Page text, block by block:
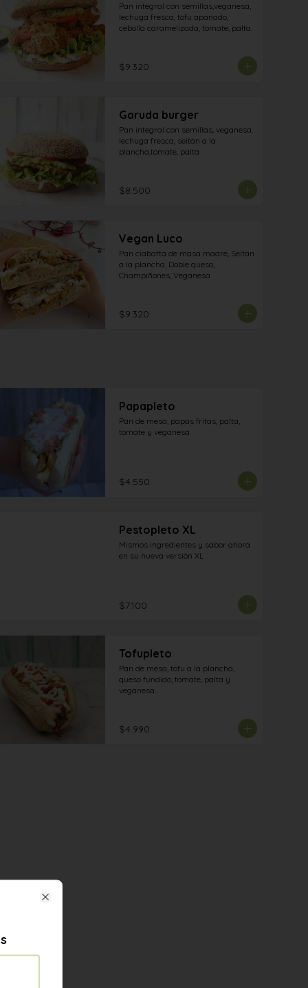
Pan integral con semillas,veganesa,
lechuga fresca, tofu apanado,
cebolla caramelizada, tomate, palta.
$9.320
Garuda burger
Pan integral con semillas, veganesa,
lechuga fresca, seitán a la
plancha,tomate, palta.
$8.500
Vegan Luco
Pan ciabatta de masa madre, Seitan
a la plancha, Doble queso,
Champiñones, Veganesa
$9.320
Papapleto
Pan de mesa, papas fritas, palta,
tomate y veganesa
$4.550
Pestopleto XL
Mismos ingredientes y sabor ahora
en su nueva versión XL
$7.100
Tofupleto
Pan de mesa, tofu a la plancha,
queso fundido, tomate, palta y
veganesa..
$4.990